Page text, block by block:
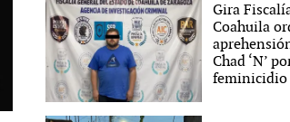
Gira
Coahuila
Chad ‘N’
feminicidio